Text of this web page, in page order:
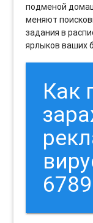
подменой
меняют
задания в
ярлыков ваших
Как